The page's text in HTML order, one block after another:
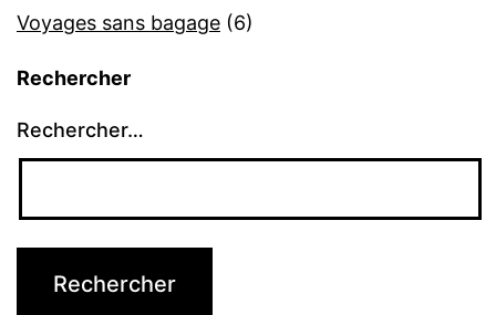
Voyages sans bagage (6)
Rechercher
Rechercher…